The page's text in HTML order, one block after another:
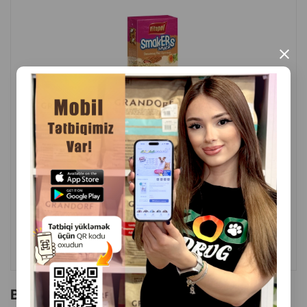
×
( Rəylər)
Çəki Qiymət
Almaq
1 ədəd
4.00
ALMAQ
Bu brendin başqa məhsulları